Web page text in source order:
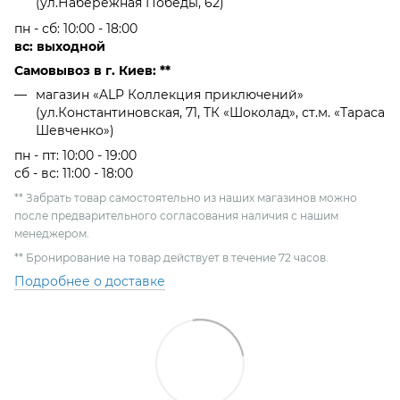
пн - сб: 10:00 - 18:00
вс: выходной
Самовывоз в г. Киев: **
магазин «ALP Коллекция приключений»
(ул.Константиновская, 71, ТК «Шоколад», ст.м. «Тараса
Шевченко»)
пн - пт: 10:00 - 19:00
сб - вс: 11:00 - 18:00
** Забрать товар самостоятельно из наших магазинов можно
после предварительного согласования наличия с нашим
менеджером.
** Бронирование на товар действует в течение 72 часов.
Подробнее о доставке